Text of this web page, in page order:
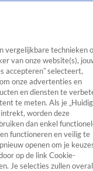
TV Algemeen
Tip
vergelijkbare technieken
van onze website(s),
accepteren” selecteert,
onze advertenties en
en diensten te
te meten. Als je
worden deze
dan enkel
functioneren en veilig te
openen om je
op de link Cookie-
Je selecties zullen overal